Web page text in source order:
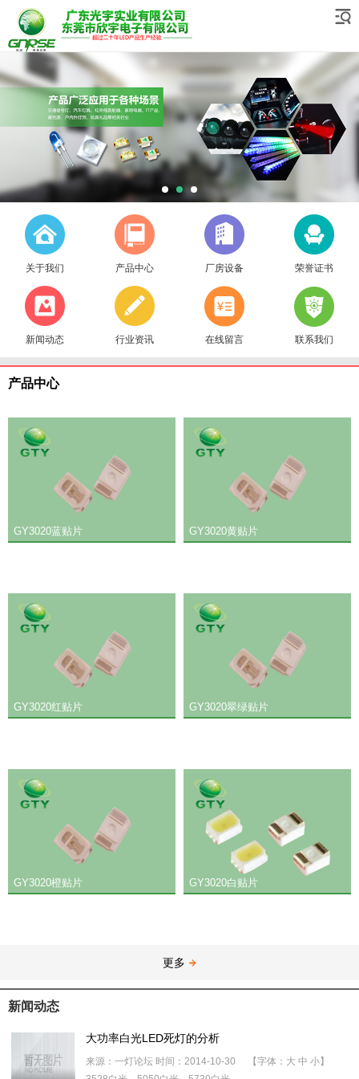
关于我们 产品中心 厂房设备 荣誉证书
新闻动态 行业资讯 在线留言 联系我们
产品中心
GY3020蓝贴片 GY3020黄贴片
GY3020红贴片 GY3020翠绿贴片
GY3020橙贴片 GY3020白贴片
更多
新闻动态
大功率白光LED死灯的分析
来源：一灯论坛 时间：2014-10-30 【字体：大 中 小】